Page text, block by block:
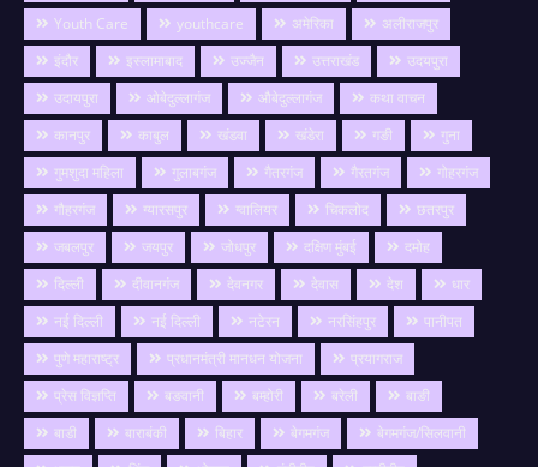
Youth Care
youthcare अमेरिका
अलीराजपुर
इंदौर
इस्लामाबाद उज्जैन उत्तराखंड
उदयपुरा
उदायपुरा
ओबेदुल्लागंज औबेदुल्लागंज
कथा वाचन
कानपुर
काबुल खंडवा खंडेरा गङी
गुना
गुमशुदा महिला
गुलाबगंज गैतरगंज गैरतगंज
गोहरगंज
गौहरगंज
ग्यारसपुर ग्वालियर चिकलोद
छतरपुर
जबलपुर
जयपुर जोधपुर दक्षिण मुंबई
दमोह
दिल्ली
दीवानगंज देवनगर देवास देश
धार
नई दिल्ली
नई दिल्ली नटेरन नरसिंहपुर
पानीपत
पुणे महाराष्ट्र
प्रधानमंत्री मानधन योजना
प्रयागराज
प्रेस विज्ञप्ति
बङवानी बम्होरी बरेली
बाङी
बाडी
बाराबंकी बिहार बेगमगंज
बेगमगंज/सिलवानी